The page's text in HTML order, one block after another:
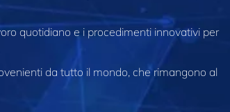
quotidiano e i procedimenti innovativi per
da tutto il mondo, che rimangono al